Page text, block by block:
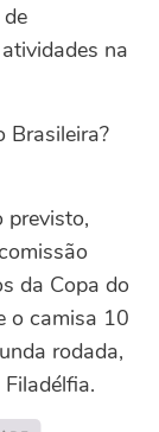
na
Brasileira?
previsto,
da Copa do
o camisa 10
rodada,